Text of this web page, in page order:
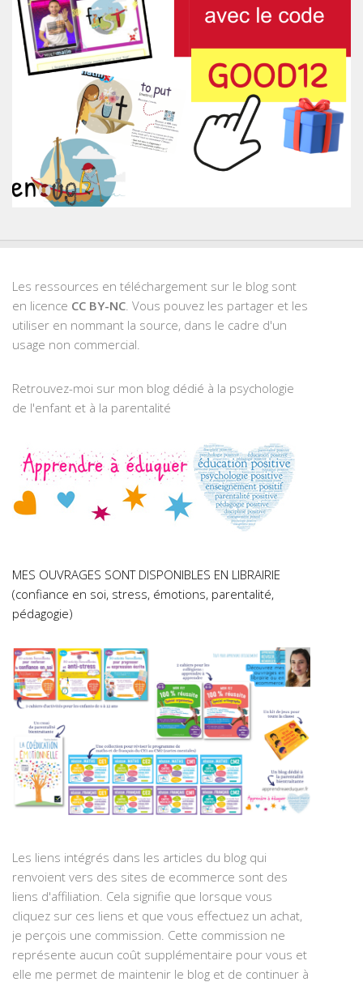
Les ressources en téléchargement sur le blog sont
en licence CC BY-NC . Vous pouvez les partager et les
utiliser en nommant la source, dans le cadre d'un
usage non commercial.
Retrouvez-moi sur mon blog dédié à la psychologie
de l'enfant et à la parentalité
MES OUVRAGES SONT DISPONIBLES EN LIBRAIRIE
(confiance en soi, stress, émotions, parentalité,
pédagogie)
Les liens intégrés dans les articles du blog qui
renvoient vers des sites de ecommerce sont des
liens d'affiliation. Cela signifie que lorsque vous
cliquez sur ces liens et que vous effectuez un achat,
je perçois une commission. Cette commission ne
représente aucun coût supplémentaire pour vous et
elle me permet de maintenir le blog et de continuer à